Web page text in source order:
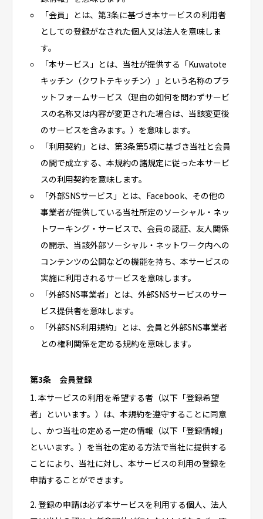
「会員」とは、第3条に基づき本サービスの利用者
としての登録がなされた個人又は法人を意味しま
す。
「本サービス」とは、当社が提供する「Kuwatote
キッチン（クワトテキッチン）」という名称のプラ
ットフォームサービス（理由の如何を問わずサービ
スの名称又は内容が変更された場合は、当該変更後
のサービスを含みます。）を意味します。
「利用契約」とは、第3条第5項に基づき当社と会員
の間で成立する、本規約の諸規定に従った本サービ
スの利用契約を意味します。
「外部SNSサービス」とは、Facebook、その他の
事業者が提供している当社所定のソーシャル・ネッ
トワーキング・サービスで、会員の認証、友人関係
の開示、当該外部ソーシャル・ネットワーク内への
コンテンツの公開などの機能を持ち、本サービスの
実施に利用されるサービスを意味します。
「外部SNS事業者」とは、外部SNSサービスのサー
ビス提供者を意味します。
「外部SNS利用規約」とは、会員と外部SNS事業者
との権利関係を定める規約を意味します。
第3条 会員登録
1. 本サービスの利用を希望する者（以下「登録希望
者」といいます。）は、本規約を遵守することに同意
し、かつ当社の定める一定の情報（以下「登録情報」
といいます。）を当社の定める方法で当社に提供する
ことにより、当社に対し、本サービスの利用の登録を
申請することができます。
2. 登録の申請は必ず本サービスを利用する個人、法人